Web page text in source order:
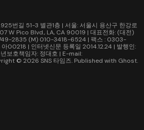
번길 51-3 별관1층 | 서울: 서울시 용산구 한강로
W Pico Blvd., LA, CA 90019 | 대표전화: (대전)
2835 (M) 010-3418-6524 | 팩스 : 0303-
00218 | 인터넷신문 등록일 2014.12.24 | 발행인:
보호책임자: 정대호 | E-mail:
© 2026 SNS 타임즈. Published with Ghost.